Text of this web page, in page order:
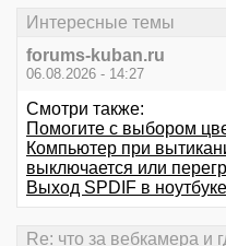
Интересные темы
forums-kuban.ru
06.08.2026 - 14:27
Смотри также:
Помогите с выбором
Компьютер при
выключается или
Выход SPDIF в
Re: что за вебкамера и